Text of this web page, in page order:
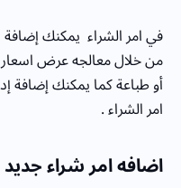
في امر الشراء يمكنك إضافة
من خلال معالجه عرض
أو طباعة كما يمكنك إضافة
امر الشراء .
اضافه امر شراء